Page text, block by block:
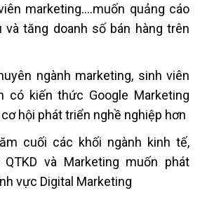
marketing….muốn quảng cáo
và tăng doanh số bán hàng trên
ngành marketing, sinh viên
có kiến thức Google Marketing
hội phát triển nghề nghiệp hơn
cuối các khối ngành kinh tế,
và Marketing muốn phát
vực Digital Marketing